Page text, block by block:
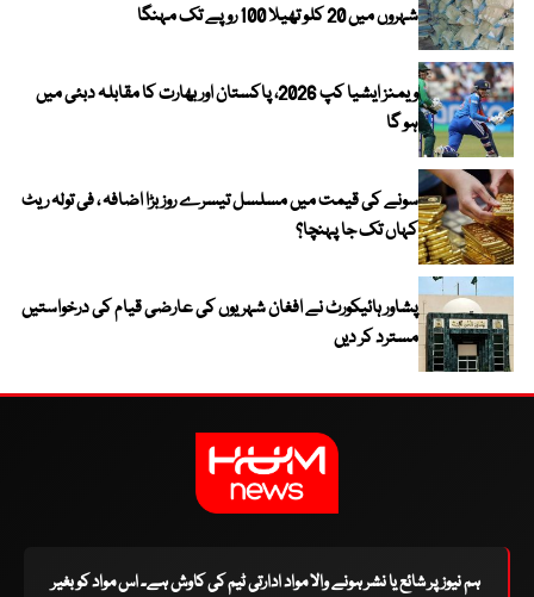
شہروں میں 20 کلو تھیلا 100 روپے تک مہنگا
ویمنز ایشیا کپ 2026، پاکستان اور بھارت کا مقابلہ دبئی میں
ہو گا
سونے کی قیمت میں مسلسل تیسرے روز بڑا اضافہ ، فی تولہ ریٹ
کہاں تک جا پہنچا؟
پشاور ہائیکورٹ نے افغان شہریوں کی عارضی قیام کی درخواستیں
مسترد کر دیں
ہم نیوز پر شائع یا نشر ہونے والا مواد ادارتی ٹیم کی کاوش ہے۔ اس مواد کو بغیر